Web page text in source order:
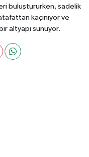
buluştururken, sadelik
kaçınıyor ve
altyapı sunuyor.